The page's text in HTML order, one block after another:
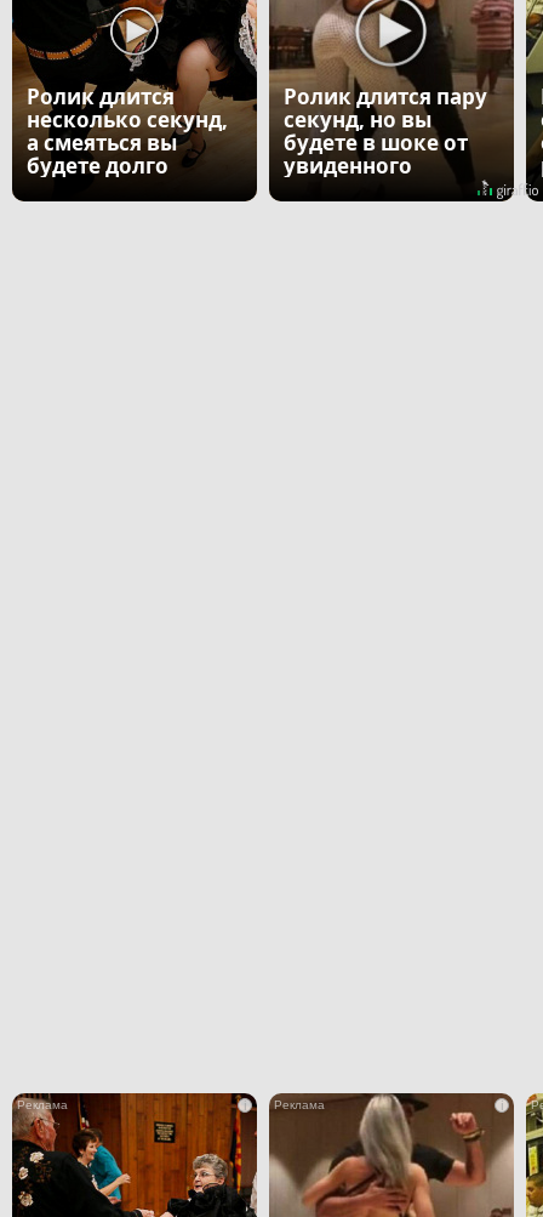
Ролик длится
несколько секунд,
а смеяться вы
будете долго
Ролик длится пару
секунд, но вы
будете в шоке от
увиденного
i i